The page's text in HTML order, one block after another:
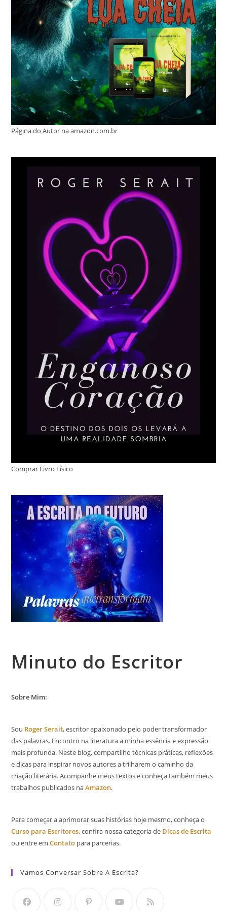
Página do Autor na amazon.com.br
Comprar Livro Físico
Minuto do Escritor
Sobre Mim:
Sou Roger Serait, escritor apaixonado pelo poder transformador
das palavras. Encontro na literatura a minha essência e expressão
mais profunda. Neste blog, compartilho técnicas práticas, reflexões
e dicas para inspirar novos autores a trilharem o caminho da
criação literária. Acompanhe meus textos e conheça também meus
trabalhos publicados naAmazon.
Para começar a aprimorar suas histórias hoje mesmo, conheça o
Curso para Escritores, confira nossa categoria de Dicas de Escrita
ou entre emContato para parcerias.
Vamos Conversar Sobre A Escrita?